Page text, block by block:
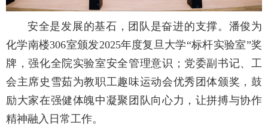
安全是发展的基石，团队是奋进的支撑。潘俊为
化学南楼306室颁发2025年度复旦大学“标杆实验室”奖
牌，强化全院实验室安全管理意识；党委副书记、工
会主席史雪茹为教职工趣味运动会优秀团体颁奖，鼓
励大家在强健体魄中凝聚团队向心力，让拼搏与协作
精神融入日常工作。